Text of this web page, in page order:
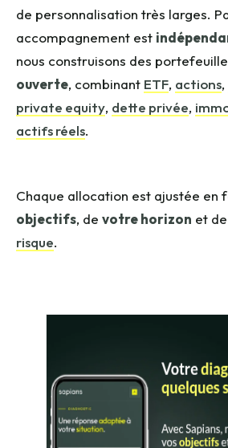
de personnalisation très larges.
accompagnement est
nous construisons des
ouverte, combinant ETF, actions,
private equity, dette privée,
actifs réels.
Chaque allocation est ajustée en
objectifs, de votre horizon et de
risque.